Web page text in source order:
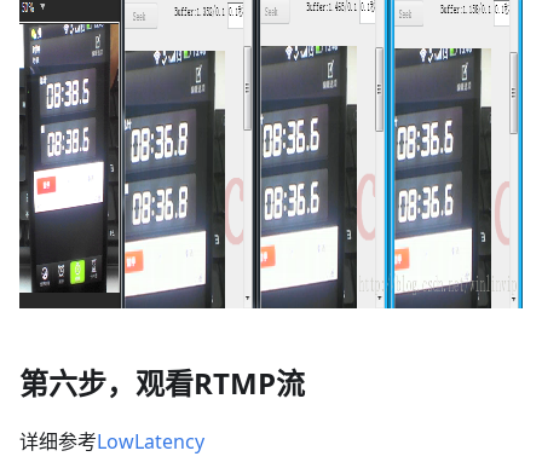
第六步，观看RTMP流
详细参考LowLatency